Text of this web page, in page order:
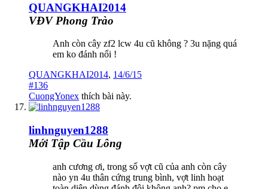
QUANGKHAI2014
VĐV Phong Trào
Anh còn cây zf2 lcw 4u cũ không ? 3u nặng quá
em ko đánh nổi !
QUANGKHAI2014, 14/6/15
#136
CuongYonex thích bài này.
linhnguyen1288
Mới Tập Cầu Lông
anh cương ơi, trong số vợt cũ của anh còn cây
nào yn 4u thân cứng trung bình, vợt linh hoạt